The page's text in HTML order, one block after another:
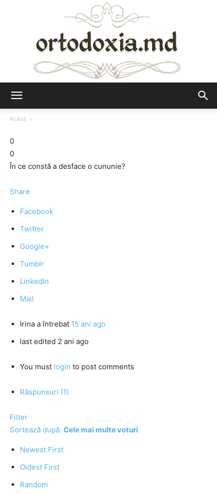
Acasă
0
0
În ce constă a desface o cununie?
Share
Facebook
Twitter
Google+
Tumblr
LinkedIn
Mail
Irina a întrebat 15 ani ago
last edited 2 ani ago
You must login to post comments
Răspunsuri (1)
Filter
Sortează după: Cele mai multe voturi
Newest First
Oldest First
Random